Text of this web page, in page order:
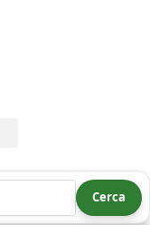
Cerca